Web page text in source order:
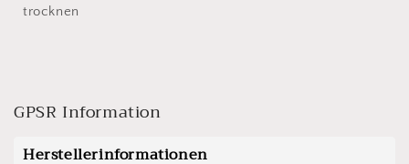
trocknen
GPSR Information
Herstellerinformationen